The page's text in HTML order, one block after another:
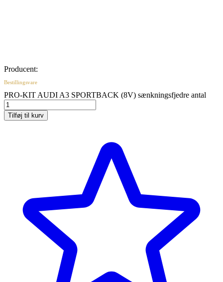
Producent:
Bestillingsvare
PRO-KIT AUDI A3 SPORTBACK (8V) sænkningsfjedre antal
Tilføj til kurv